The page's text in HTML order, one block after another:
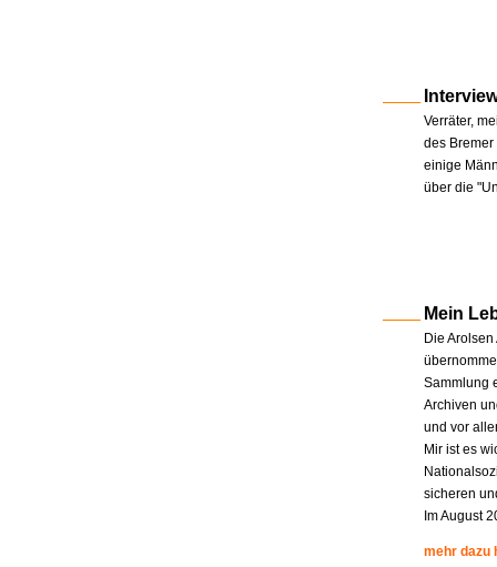
Verräter,
des
einige
über die
Mein
Die
Sammlung
Archiven
und vor
Mir ist es
sicheren
Im August
mehr dazu